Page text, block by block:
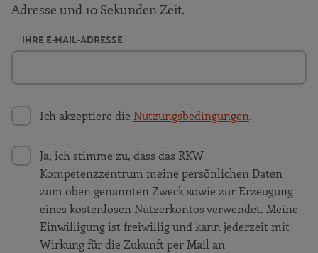
Adresse und 10 Sekunden Zeit.
IHRE E-MAIL-ADRESSE
Ich akzeptiere die Nutzungsbedingungen.
Ja, ich stimme zu, dass das RKW
Kompetenzzentrum meine persönlichen Daten
zum oben genannten Zweck sowie zur Erzeugung
eines kostenlosen Nutzerkontos verwendet. Meine
Einwilligung ist freiwillig und kann jederzeit mit
Wirkung für die Zukunft per Mail an